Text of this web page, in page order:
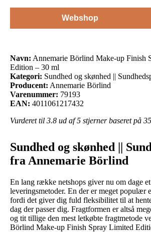
Webshop
Navn: Annemarie Börlind Make-up Finish
Edition – 30 ml
Kategori: Sundhed og skønhed ||
Producent: Annemarie Börlind
Varenummer: 79193
EAN: 4011061217432
Vurderet til 3.8 ud af 5 stjerner baseret på 35
Sundhed og skønhed ||
fra Annemarie Börlind
En lang række netshops giver nu om dage
leveringsmetoder. En der er meget populær
fordi det giver dig fuld fleksibilitet til at
dag der passer dig. Fragtformen er altså
og tit tillige den mest letkøbte fragtmetode
Börlind Make-up Finish Spray Limited